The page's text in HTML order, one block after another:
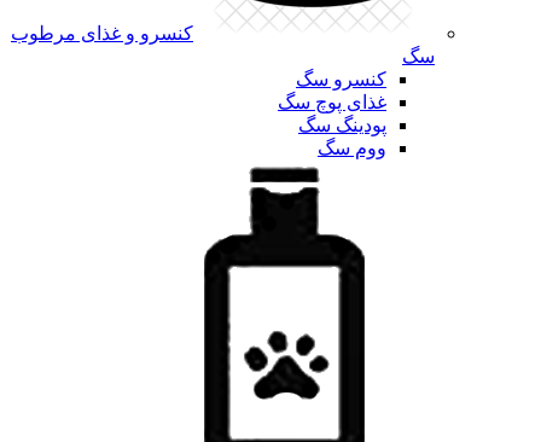
کنسرو و غذای مرطوب
سگ
کنسرو سگ
غذای پوچ سگ
پودینگ سگ
ووم سگ